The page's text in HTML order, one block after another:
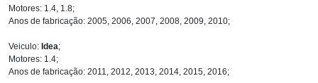
Motores: 1.4, 1.8;
Anos de fabricação: 2005, 2006, 2007, 2008, 2009, 2010;
Veiculo: Idea;
Motores: 1.4;
Anos de fabricação: 2011, 2012, 2013, 2014, 2015, 2016;